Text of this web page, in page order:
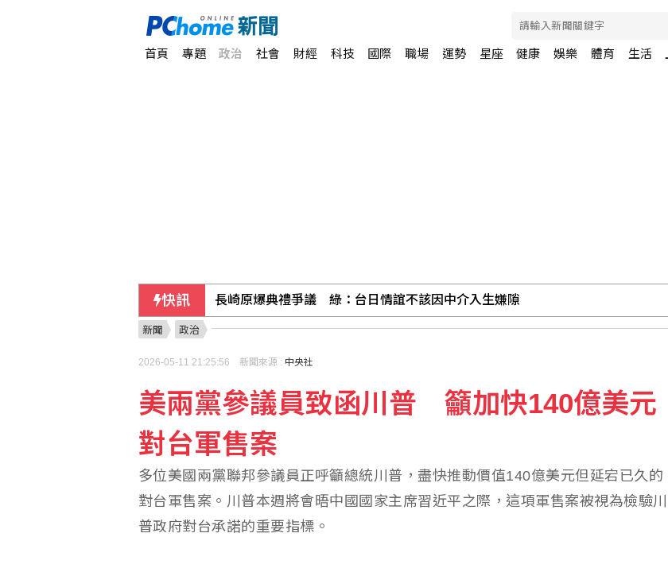
首頁 專題 政治 社會 財經 科技 國際 職場 運勢 星座 健康 娛樂 體育 生活
快訊
電影「奧德賽」熱賣 沒入鏡的伊薩基島喜迎觀光潮
Uber Eats涉疊單短付 外送聯盟工會控加重詐欺
新聞 政治
2026-05-11 21:25:56 新聞來源 : 中央社
美兩黨參議員致函川普 籲加快140億美元
對台軍售案
多位美國兩黨聯邦參議員正呼籲總統川普，盡快推動價值140億美元但延宕已久的
對台軍售案。川普本週將會晤中國國家主席習近平之際，這項軍售案被視為檢驗川
普政府對台承諾的重要指標。